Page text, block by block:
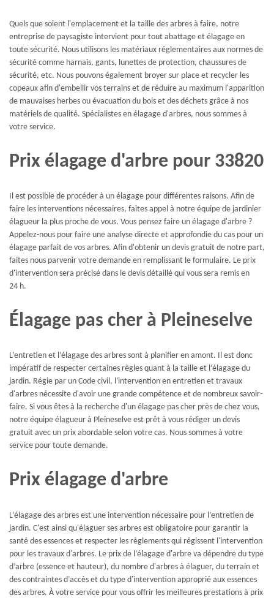
Quels que soient l'emplacement et la taille des arbres à faire, notre
entreprise de paysagiste intervient pour tout abattage et élagage en
toute sécurité. Nous utilisons les matériaux réglementaires aux normes de
sécurité comme harnais, gants, lunettes de protection, chaussures de
sécurité, etc. Nous pouvons également broyer sur place et recycler les
copeaux afin d'embellir vos terrains et de réduire au maximum l'apparition
de mauvaises herbes ou évacuation du bois et des déchets grâce à nos
matériels de qualité. Spécialistes en élagage d'arbres, nous sommes à
votre service.
Prix élagage d'arbre pour 33820
Il est possible de procéder à un élagage pour différentes raisons. Afin de
faire les interventions nécessaires, faites appel à notre équipe de jardinier
élagueur la plus proche de vous. Vous pensez faire un élagage d'arbre ?
Appelez-nous pour faire une analyse directe et approfondie du cas pour un
élagage parfait de vos arbres. Afin d'obtenir un devis gratuit de notre part,
faites nous parvenir votre demande en remplissant le formulaire. Le prix
d'intervention sera précisé dans le devis détaillé qui vous sera remis en
24 h.
Élagage pas cher à Pleineselve
L’entretien et l’élagage des arbres sont à planifier en amont. Il est donc
impératif de respecter certaines règles quant à la taille et l’élagage du
jardin. Régie par un Code civil, l'intervention en entretien et travaux
d'arbres nécessite d'avoir une grande compétence et de nombreux savoir-
faire. Si vous êtes à la recherche d'un élagage pas cher près de chez vous,
notre équipe élagueur à Pleineselve est prêt à vous rédiger un devis
gratuit avec un prix abordable selon votre cas. Nous sommes à votre
service pour toute demande.
Prix élagage d'arbre
L’élagage des arbres est une intervention nécessaire pour l’entretien de
jardin. C'est ainsi qu'élaguer ses arbres est obligatoire pour garantir la
santé des essences et respecter les règlements qui régissent l'intervention
pour les travaux d'arbres. Le prix de l’élagage d'arbre va dépendre du type
d’arbre (essence et hauteur), du nombre d'arbres à élaguer, du terrain et
des contraintes d’accès et du type d'intervention approprié aux essences
des arbres. À votre service pour vous offrir les meilleures prestations à prix